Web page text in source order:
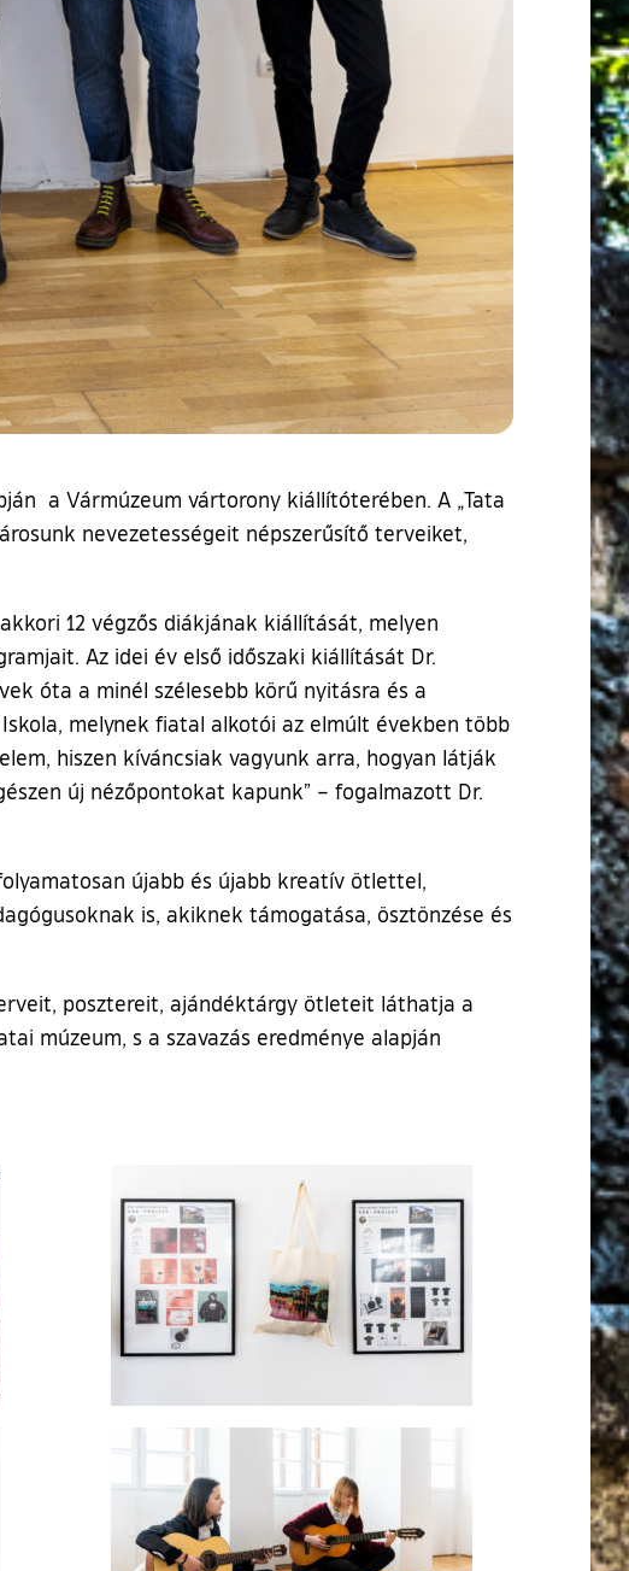
a Vármúzeum vártorony kiállítóterében. A „Tata
nevezetességeit népszerűsítő terveiket,
12 végzős diákjának kiállítását, melyen
Az idei év első időszaki kiállítását Dr.
óta a minél szélesebb körű nyitásra és a
melynek fiatal alkotói az elmúlt években több
hiszen kíváncsiak vagyunk arra, hogyan látják
új nézőpontokat kapunk” – fogalmazott Dr.
újabb és újabb kreatív ötlettel,
is, akiknek támogatása, ösztönzése és
posztereit, ajándéktárgy ötleteit láthatja a
múzeum, s a szavazás eredménye alapján